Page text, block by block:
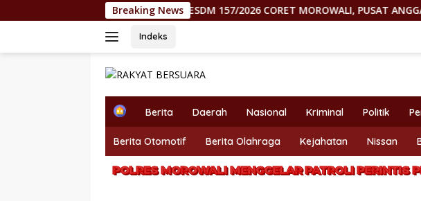
ke
Breaking News
RP0! KEPMEN ESDM 157/2026 CORET MOROWALI, PUSAT ANGGAP DAERAH CUMA MESIN
Indeks
H
m
e
Berita Daerah Nasional Kriminal Politik
Berita Otomotif Berita Olahraga Kejahatan Nissan
POLRES MOROWALI MENGGELAR PATROLI PERINTIS